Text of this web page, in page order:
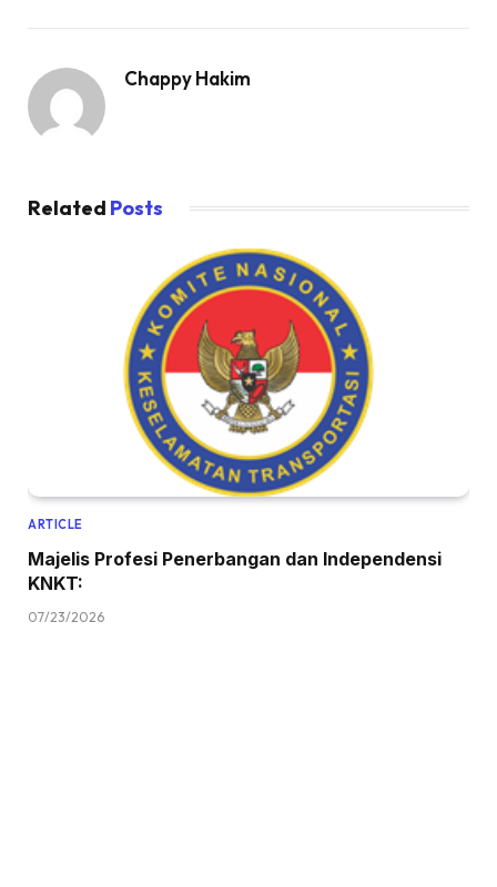
Chappy Hakim
Related Posts
ARTICLE
Majelis Profesi Penerbangan dan Independensi
KNKT:
07/23/2026